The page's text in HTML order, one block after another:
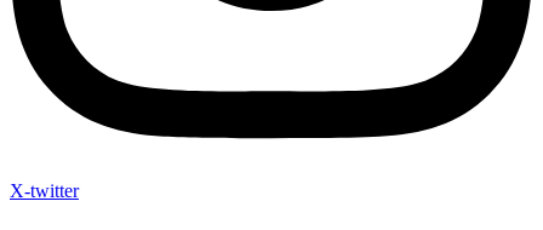
X-twitter